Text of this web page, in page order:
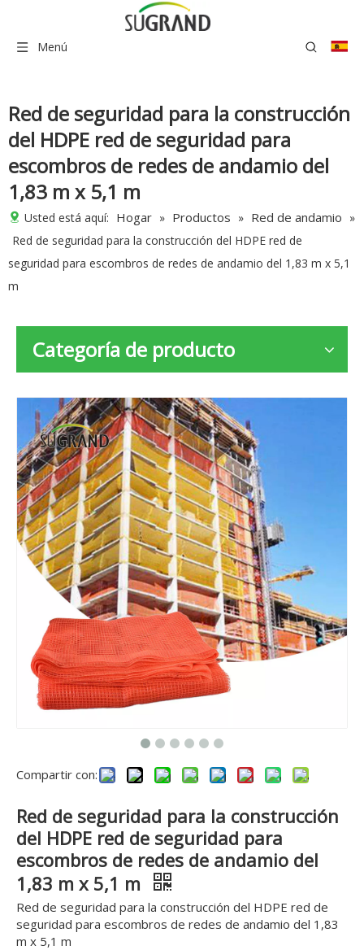
Menú
Red de seguridad para la construcción
del HDPE red de seguridad para
escombros de redes de andamio del
1,83 m x 5,1 m
Usted está aquí: Hogar » Productos » Red de andamio »
Red de seguridad para la construcción del HDPE red de
seguridad para escombros de redes de andamio del 1,83 m x 5,1
m
Categoría de producto
Compartir con:
Red de seguridad para la construcción
del HDPE red de seguridad para
escombros de redes de andamio del
1,83 m x 5,1 m
Red de seguridad para la construcción del HDPE red de
seguridad para escombros de redes de andamio del 1,83
m x 5,1 m